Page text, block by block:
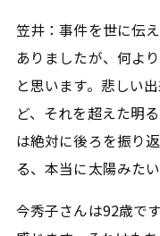
笠井：事件を世に伝
ありましたが、何よ
と思います。悲しい
ど、それを超えた明
は絶対に後ろを振り
る、本当に太陽みた
今秀子さんは92歳で